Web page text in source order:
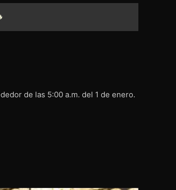
de las 5:00 a.m. del 1 de enero.